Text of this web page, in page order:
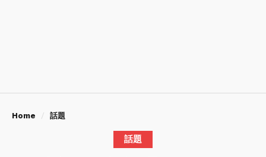
Home 話題
話題